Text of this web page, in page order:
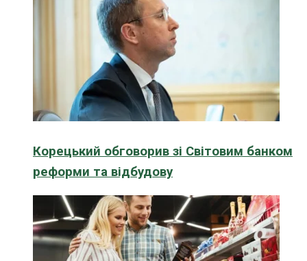
Корецький обговорив зі Світовим банком
реформи та відбудову